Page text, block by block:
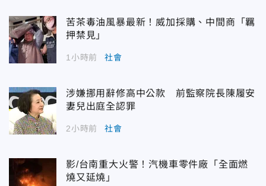
苦茶毒油風暴最新！威加採購、中間商「羈
押禁見」
1小時前 社會
涉嫌挪用辭修高中公款 前監察院長陳履安
妻兒出庭全認罪
2小時前 社會
影/台南重大火警！汽機車零件廠「全面燃
燒又延燒」